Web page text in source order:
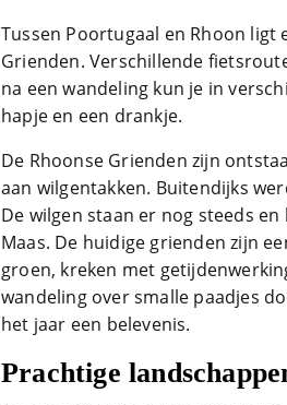
Tussen Poortugaal en Rhoon
Grienden. Verschillende
na een wandeling kun je in
hapje en een drankje.
De Rhoonse Grienden zijn
aan wilgentakken. Buitendijks
De wilgen staan er nog steeds
Maas. De huidige grienden zijn
groen, kreken met
wandeling over smalle paadjes
het jaar een belevenis.
Prachtige